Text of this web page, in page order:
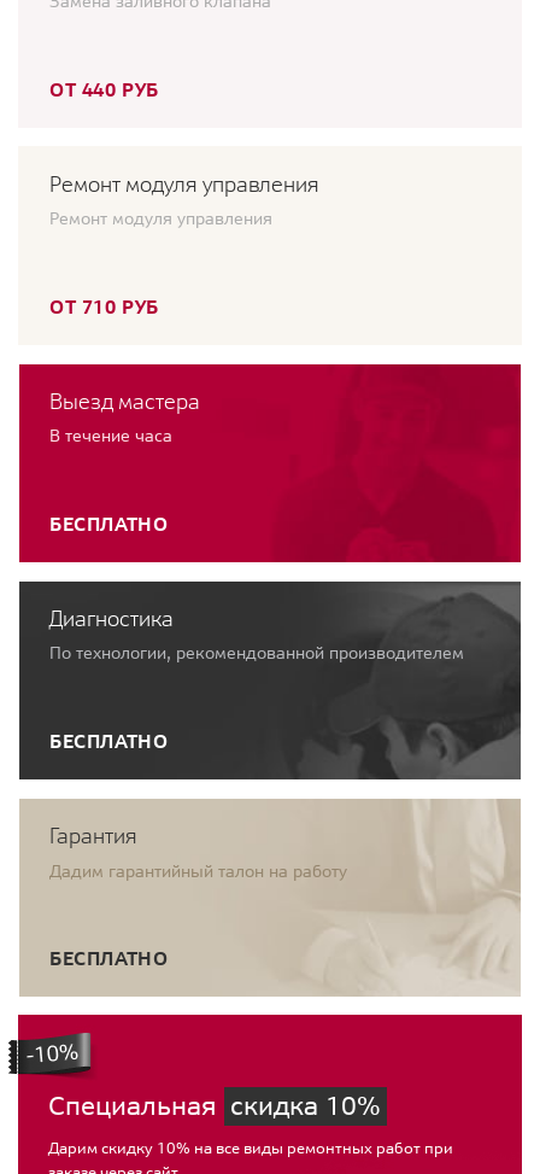
ОТ 440 РУБ
Ремонт модуля управления
Ремонт модуля управления
ОТ 710 РУБ
Выезд мастера
В течение часа
БЕСПЛАТНО
Диагностика
По технологии, рекомендованной производителем
БЕСПЛАТНО
Гарантия
Дадим гарантийный талон на работу
БЕСПЛАТНО
Специальная скидка 10%
Дарим скидку 10% на все виды ремонтных работ при